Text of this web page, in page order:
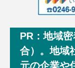
PR：地域
合）。地域
元の企業や